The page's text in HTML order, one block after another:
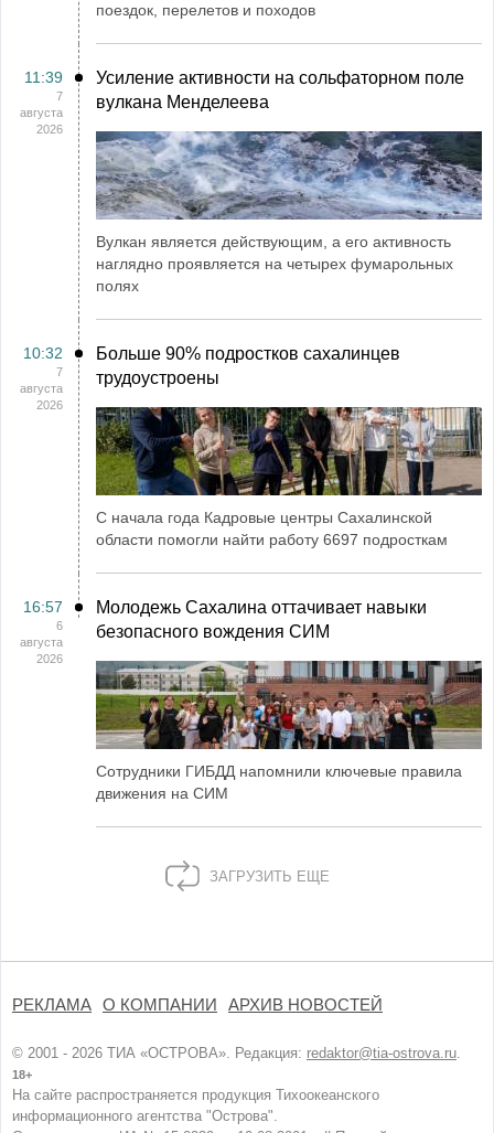
поездок, перелетов и походов
11:39
7
августа
2026
Усиление активности на сольфаторном поле
вулкана Менделеева
Вулкан является действующим, а его активность
наглядно проявляется на четырех фумарольных
полях
10:32
7
августа
2026
Больше 90% подростков сахалинцев
трудоустроены
С начала года Кадровые центры Сахалинской
области помогли найти работу 6697 подросткам
16:57
6
августа
2026
Молодежь Сахалина оттачивает навыки
безопасного вождения СИМ
Сотрудники ГИБДД напомнили ключевые правила
движения на СИМ
ЗАГРУЗИТЬ ЕЩЕ
РЕКЛАМА О КОМПАНИИ АРХИВ НОВОСТЕЙ
© 2001 - 2026 ТИА «ОСТРОВА». Редакция: redaktor@tia-ostrova.ru.
18+
На сайте распространяется продукция Тихоокеанского
информационного агентства "Острова".